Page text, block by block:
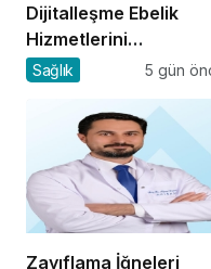
Dijitalleşme Ebelik
Hizmetlerini
Dönüştürüyor
Sağlık 5 gün
Zayıflama İğneleri